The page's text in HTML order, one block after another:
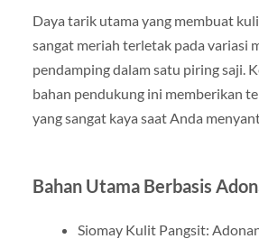
Daya tarik utama yang membuat
sangat meriah terletak pada variasi
pendamping dalam satu piring saji.
bahan pendukung ini memberikan
yang sangat kaya saat Anda
Bahan Utama Berbasis
Siomay Kulit Pangsit: